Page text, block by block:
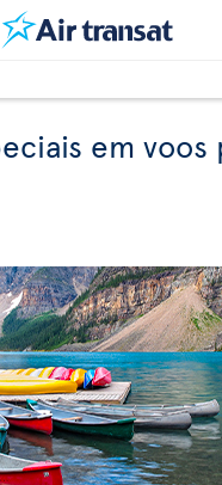
em voos